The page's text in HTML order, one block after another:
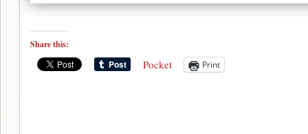
Share this:
Pocket Print